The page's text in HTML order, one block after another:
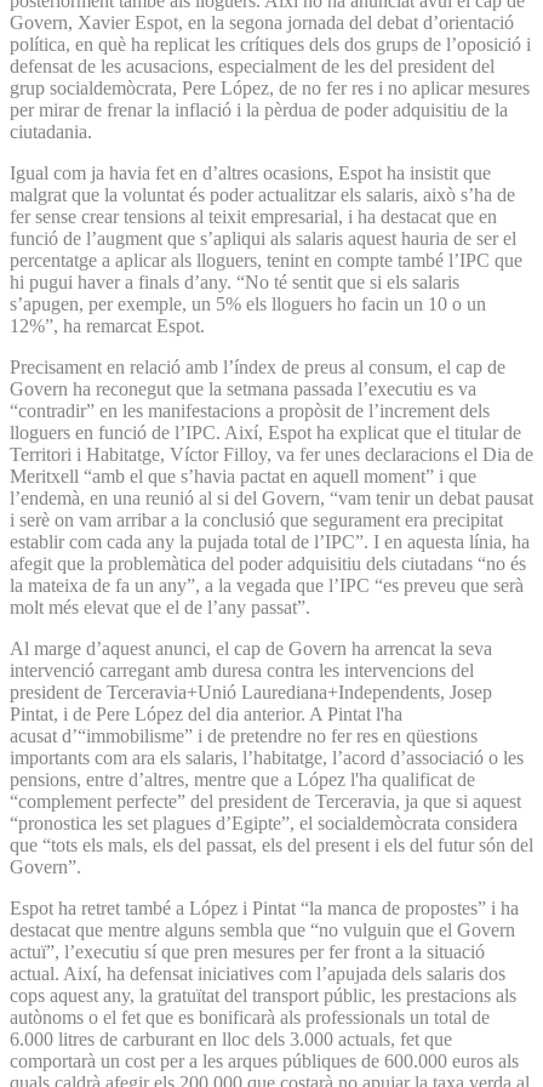
Govern, Xavier Espot, en la segona jornada del debat d’orientació
política, en què ha replicat les crítiques dels dos grups de l’oposició i
defensat de les acusacions, especialment de les del president del
grup socialdemòcrata, Pere López, de no fer res i no aplicar mesures
per mirar de frenar la inflació i la pèrdua de poder adquisitiu de la
ciutadania.
Igual com ja havia fet en d’altres ocasions, Espot ha insistit que
malgrat que la voluntat és poder actualitzar els salaris, això s’ha de
fer sense crear tensions al teixit empresarial, i ha destacat que en
funció de l’augment que s’apliqui als salaris aquest hauria de ser el
percentatge a aplicar als lloguers, tenint en compte també l’IPC que
hi pugui haver a finals d’any. “No té sentit que si els salaris
s’apugen, per exemple, un 5% els lloguers ho facin un 10 o un
12%”, ha remarcat Espot.
Precisament en relació amb l’índex de preus al consum, el cap de
Govern ha reconegut que la setmana passada l’executiu es va
“contradir” en les manifestacions a propòsit de l’increment dels
lloguers en funció de l’IPC. Així, Espot ha explicat que el titular de
Territori i Habitatge, Víctor Filloy, va fer unes declaracions el Dia de
Meritxell “amb el que s’havia pactat en aquell moment” i que
l’endemà, en una reunió al si del Govern, “vam tenir un debat pausat
i serè on vam arribar a la conclusió que segurament era precipitat
establir com cada any la pujada total de l’IPC”. I en aquesta línia, ha
afegit que la problemàtica del poder adquisitiu dels ciutadans “no és
la mateixa de fa un any”, a la vegada que l’IPC “es preveu que serà
molt més elevat que el de l’any passat”.
Al marge d’aquest anunci, el cap de Govern ha arrencat la seva
intervenció carregant amb duresa contra les intervencions del
president de Terceravia+Unió Laurediana+Independents, Josep
Pintat, i de Pere López del dia anterior. A Pintat l'ha
acusat d’“immobilisme” i de pretendre no fer res en qüestions
importants com ara els salaris, l’habitatge, l’acord d’associació o les
pensions, entre d’altres, mentre que a López l'ha qualificat de
“complement perfecte” del president de Terceravia, ja que si aquest
“pronostica les set plagues d’Egipte”, el socialdemòcrata considera
que “tots els mals, els del passat, els del present i els del futur són del
Govern”.
Espot ha retret també a López i Pintat “la manca de propostes” i ha
destacat que mentre alguns sembla que “no vulguin que el Govern
actuï”, l’executiu sí que pren mesures per fer front a la situació
actual. Així, ha defensat iniciatives com l’apujada dels salaris dos
cops aquest any, la gratuïtat del transport públic, les prestacions als
autònoms o el fet que es bonificarà als professionals un total de
6.000 litres de carburant en lloc dels 3.000 actuals, fet que
comportarà un cost per a les arques públiques de 600.000 euros als
quals caldrà afegir els 200.000 que costarà no apujar la taxa verda al